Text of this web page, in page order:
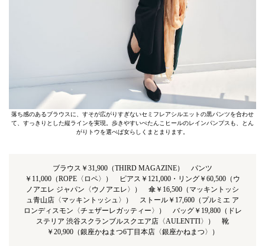
落ち感のあるブラウスに、すそが広がりすぎないセミフレアシルエットの黒パンツを合わせ
て、すっきりとした縦ラインを実現。歩きやすいぺたんこヒールのレインパンプスも、とん
がりトウを選べば女らしくまとまります。
ブラウス￥31,900（THIRD MAGAZINE） パンツ
￥11,000（ROPE〈ロペ〉） ピアス￥121,000・リング￥60,500（ウ
ノアエレ ジャパン〈ウノアエレ〉） 傘￥16,500（マッキントッシ
ュ青山店〈マッキントッシュ〉） ストール￥17,600（プルミエ ア
ロンディスモン〈チェザーレガッティー〉） バッグ￥19,800（ドレ
ステリア 渋谷スクランブルスクエア店〈AULENTTI〉） 靴
￥20,900（銀座かねまつ6丁目本店〈銀座かねまつ〉）